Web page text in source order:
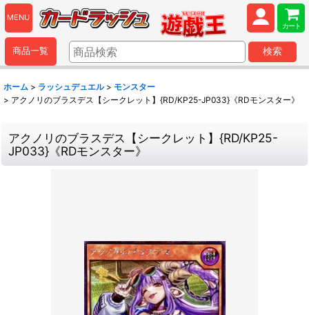
MENU
カート
商品一覧 検索
ホーム > ラッシュデュエル > モンスター
> アクノリのブラスデス【シークレット】{RD/KP25-JP033}《RDモンスター》
アクノリのブラスデス【シークレット】{RD/KP25-
JP033}《RDモンスター》